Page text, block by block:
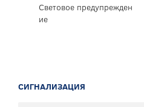
Световое предупрежден
ие
СИГНАЛИЗАЦИЯ